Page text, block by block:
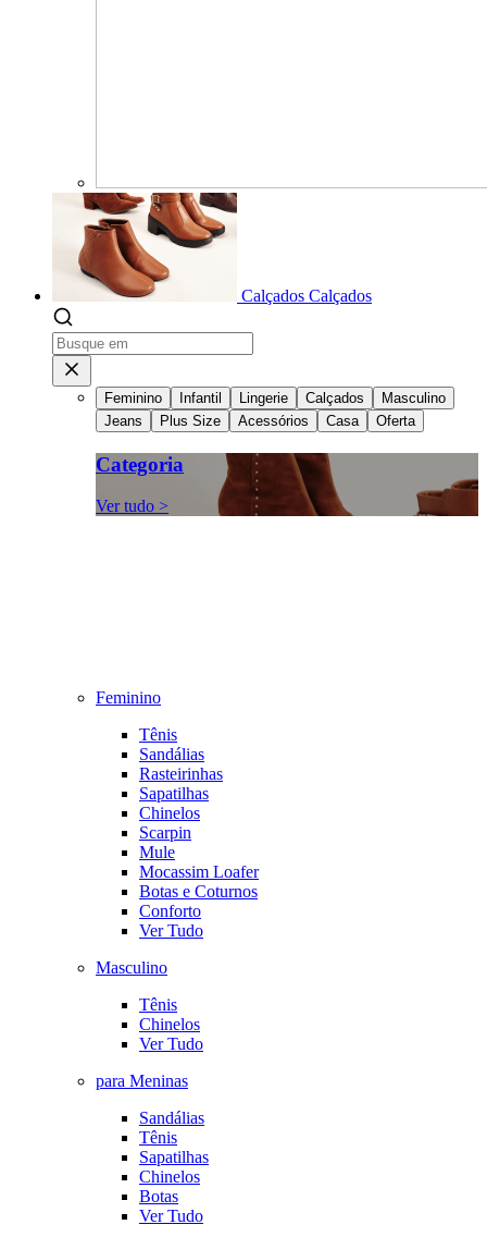
Calçados Calçados
Feminino Infantil Lingerie Calçados
Masculino
Jeans
Plus Size Acessórios Casa Oferta
Categoria
Ver tudo >
Feminino
Tênis
Sandálias
Rasteirinhas
Sapatilhas
Chinelos
Scarpin
Mule
Mocassim Loafer
Botas e Coturnos
Conforto
Ver Tudo
Masculino
Tênis
Chinelos
Ver Tudo
para Meninas
Sandálias
Tênis
Sapatilhas
Chinelos
Botas
Ver Tudo